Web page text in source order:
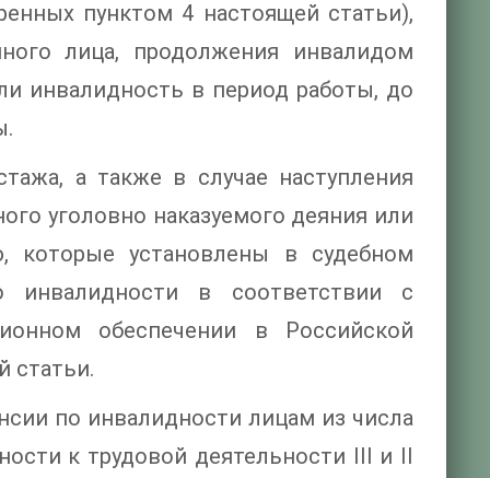
пунктом 4 настоящей статьи),
лица, продолжения инвалидом
инвалидность в период работы, до
а также в случае наступления
уголовно наказуемого деяния или
которые установлены в судебном
инвалидности в соответствии с
обеспечении в Российской
статьи.
по инвалидности лицам из числа
к трудовой деятельности III и II